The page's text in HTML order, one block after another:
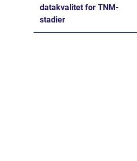
datakvalitet for TNM-
stadier